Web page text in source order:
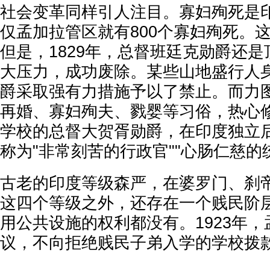
社会变革同样引人注目。寡妇殉死是
仅孟加拉管区就有800个寡妇殉死。
但是，1829年，总督班廷克勋爵还
大压力，成功废除。某些山地盛行人
爵采取强有力措施予以了禁止。而力
再婚、寡妇殉夫、戮婴等习俗，热心
学校的总督大贺胥勋爵，在印度独立
称为"非常刻苦的行政官""心肠仁慈的
古老的印度等级森严，在婆罗门、刹
这四个等级之外，还存在一个贱民阶
用公共设施的权利都没有。1923年
议，不向拒绝贱民子弟入学的学校拨